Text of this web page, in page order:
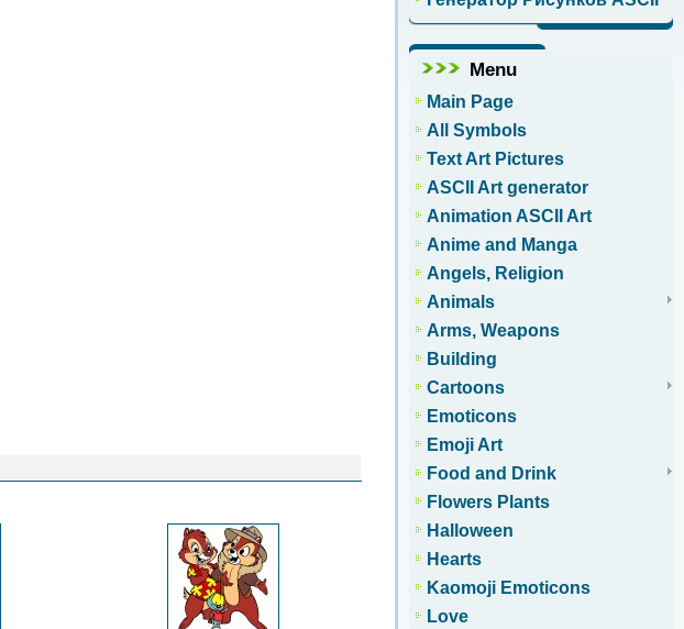
Menu
Main Page
All Symbols
Text Art Pictures
ASCII Art generator
Animation ASCII Art
Anime and Manga
Angels, Religion
Animals
Arms, Weapons
Building
Cartoons
Emoticons
Emoji Art
Food and Drink
Flowers Plants
Halloween
Hearts
Kaomoji Emoticons
Love